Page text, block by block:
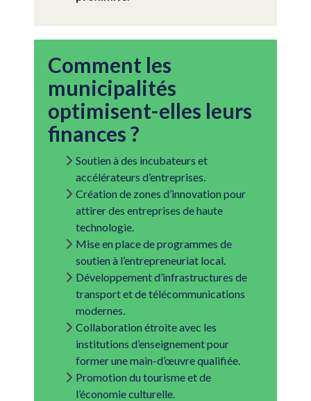
Comment les
municipalités
optimisent-elles leurs
finances ?
Soutien à des incubateurs et
accélérateurs d’entreprises.
Création de zones d’innovation pour
attirer des entreprises de haute
technologie.
Mise en place de programmes de
soutien à l’entrepreneuriat local.
Développement d’infrastructures de
transport et de télécommunications
modernes.
Collaboration étroite avec les
institutions d’enseignement pour
former une main-d’œuvre qualifiée.
Promotion du tourisme et de
l’économie culturelle.